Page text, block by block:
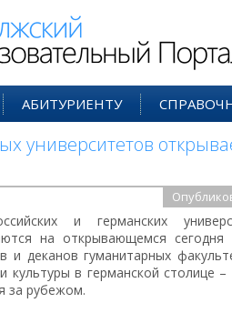
АБИТУРИЕНТУ
университетов
и германских
на открывающемся
и деканов гуманитарных
культуры в германской столице
за рубежом.